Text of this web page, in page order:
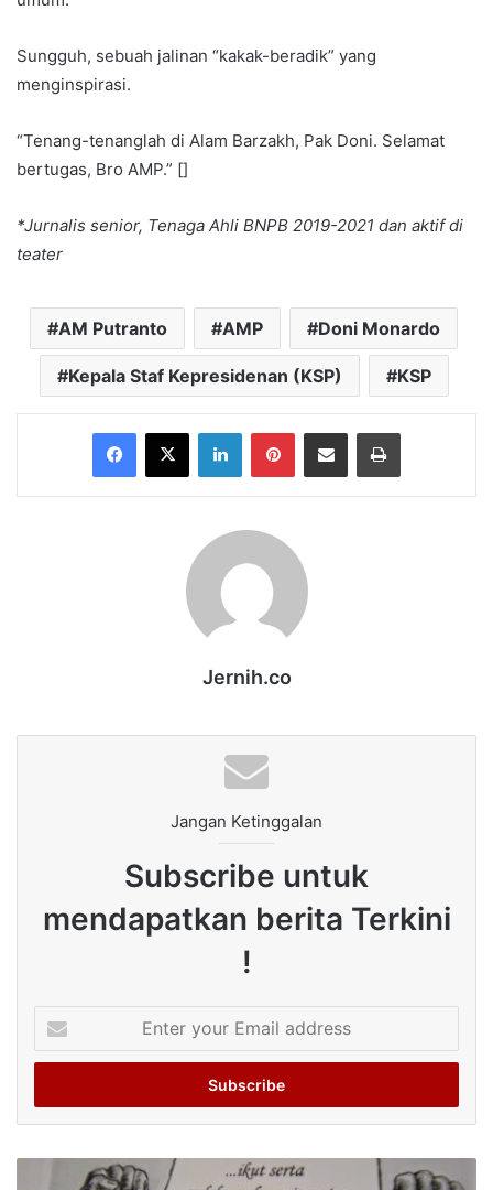
Sungguh, sebuah jalinan “kakak-beradik” yang
menginspirasi.
“Tenang-tenanglah di Alam Barzakh, Pak Doni. Selamat
bertugas, Bro AMP.” []
*Jurnalis senior, Tenaga Ahli BNPB 2019-2021 dan aktif di
teater
AM Putranto AMP Doni Monardo
Kepala Staf Kepresidenan (KSP) KSP
Facebook
X LinkedInPinterestShare via Email Print
Jernih.co
Jangan Ketinggalan
Subscribe untuk
mendapatkan berita Terkini
!
your
Email